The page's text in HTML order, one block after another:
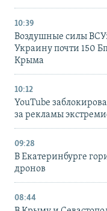
10:39
Воздушные силы
Украину почти 150
Крыма
10:12
YouTube
за рекламы
09:28
В Екатеринбурге
дронов
08:44